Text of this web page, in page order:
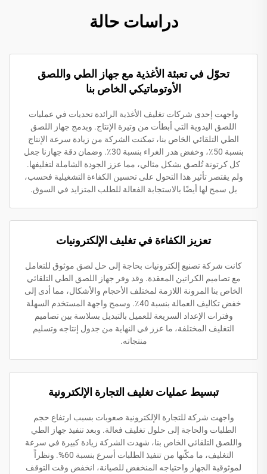
دراسات حالة
تحوّل في تعبئة الأغذية مع جهاز الطي واللصق
الأوتوماتيكي الخاص بنا
واجهت إحدى شركات تغليف الأغذية الرائدة تحديات في عمليات
اللصق اليدوية التي أبطأت من وتيرة الإنتاج. وبدمج جهاز اللصق
الطي التلقائي الخاص بنا، تمكنت الشركة من زيادة سرعة الإنتاج
بنسبة 50٪، وخفض هدر الغراء بنسبة 30٪. وضمان دقة جهازنا جعل
كل كرتونة تُلصق بشكل مثالي، مما عزز الجودة الشاملة لتغليفها.
ولم يقتصر تأثير هذا التحول على تحسين الكفاءة التشغيلية فحسب،
بل سمح لها أيضًا بالاستجابة الفعالة للطلب المتزايد في السوق.
تعزيز الكفاءة في تغليف الإلكترونيات
كانت شركة تصنيع إلكترونيات بحاجة إلى حل لصق موثوق للتعامل
مع تصاميم الكراتين المعقدة. وقد وفر جهاز اللصق الطي التلقائي
الخاص بنا المرونة اللازمة لمختلف الأحجام والأشكال، مما أدى إلى
خفض تكاليف العمالة بنسبة 40٪. وسمح واجهة المستخدم السهلة
وفترات الإعداد السريعة للعميل بالتبديل بسلاسة بين تصاميم
التغليف المختلفة، ما عزز في النهاية من جدول إنتاجه وتسليم
منتجاته.
تبسيط عمليات تغليف التجارة الإلكترونية
واجهت شركة للتجارة الإلكترونية صعوبات بسبب ارتفاع حجم
الطلبات والحاجة إلى حلول تغليف فعالة. وبعد تنفيذ جهاز الطي
واللصق التلقائي الخاص بنا، شهدت الشركة زيادة كبيرة في سرعة
التغليف، ما مكّنها من تنفيذ الطلبات أسرع بنسبة 60%. ونظراً
لموثوقية الجهاز واحتياجه المنخفض للصيانة، انخفض وقت التوقف